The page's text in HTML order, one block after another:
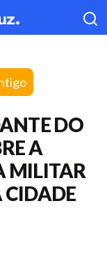
DO
A
MILITAR
CIDADE